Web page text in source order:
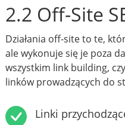
2.2 Off-Site
Działania off-site to te,
ale wykonuje się je poza
wszystkim link building,
linków prowadzących do
Linki